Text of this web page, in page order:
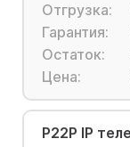
Отгрузка:
Гарантия:
Остаток:
Цена:
P22P IP